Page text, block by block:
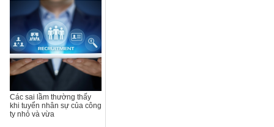
Các sai lầm thường thấy
khi tuyển nhân sự của công
ty nhỏ và vừa